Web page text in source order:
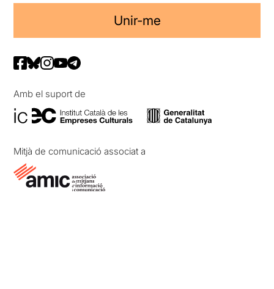
Unir-me
Amb el suport de
Mitjà de comunicació associat a